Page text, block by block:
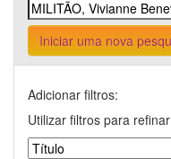
Iniciar uma nova
Adicionar filtros:
Utilizar filtros para